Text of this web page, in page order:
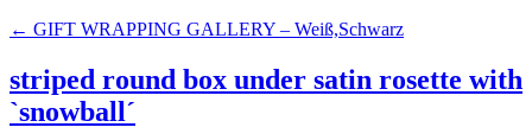
← GIFT WRAPPING GALLERY – Weiß,Schwarz
striped round box under satin rosette with
`snowball´